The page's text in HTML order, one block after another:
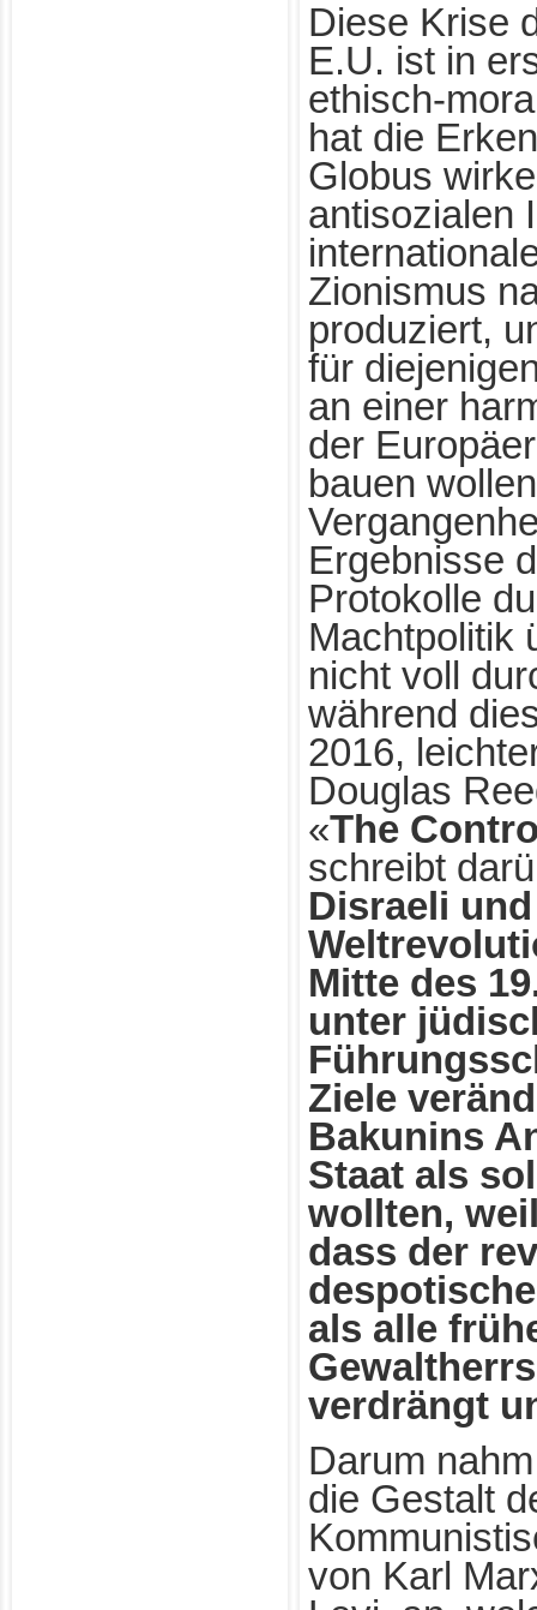
Diese Krise
E.U. ist in
ethisch-
hat die
Globus
antisozialen
Zionismus
produziert,
für
an einer
der
bauen
Ergebnisse
Protokolle
Machtpolitik
nicht voll
während
2016,
Douglas
«The
schreibt
Disraeli
Mitte des
unter
Ziele
Bakunins
Staat als
wollten,
dass der
als alle
verdrängt
Darum
die Gestalt
von Karl